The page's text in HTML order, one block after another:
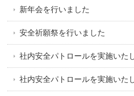
新年会を行いました
安全祈願祭を行いました
社内安全パトロールを実施いた
社内安全パトロールを実施いた